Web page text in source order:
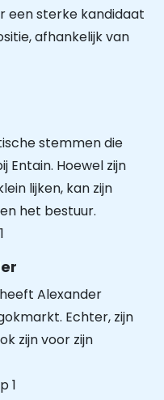
een sterke kandidaat
afhankelijk van
stemmen die
Entain. Hoewel zijn
lijken, kan zijn
het bestuur.
Alexander
Echter, zijn
zijn voor zijn
1